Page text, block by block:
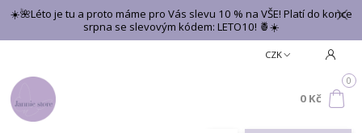
☀️🌺Léto je tu a proto máme pro Vás slevu 10 % na VŠE! Platí do konce
srpna se slevovým kódem: LETO10! 🍍☀️
CZK
0
0 Kč